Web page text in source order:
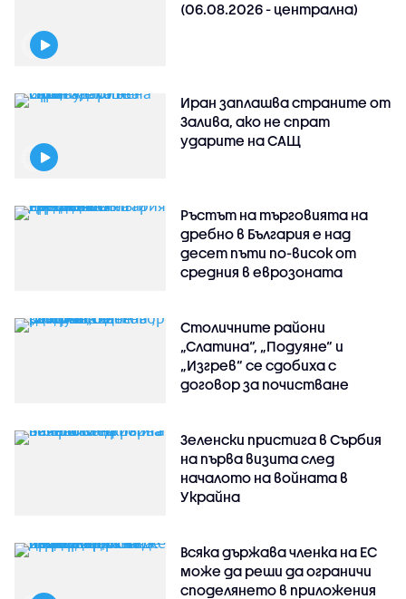
(06.08.2026 - централна)
Иран заплашва страните от
Залива, ако не спрат
ударите на САЩ
Ръстът на търговията на
дребно в България е над
десет пъти по-висок от
средния в еврозоната
Столичните райони
„Слатина“, „Подуяне“ и
„Изгрев“ се сдобиха с
договор за почистване
Зеленски пристига в Сърбия
на първа визита след
началото на войната в
Украйна
Всяка държава членка на ЕС
може да реши да ограничи
споделянето в приложения